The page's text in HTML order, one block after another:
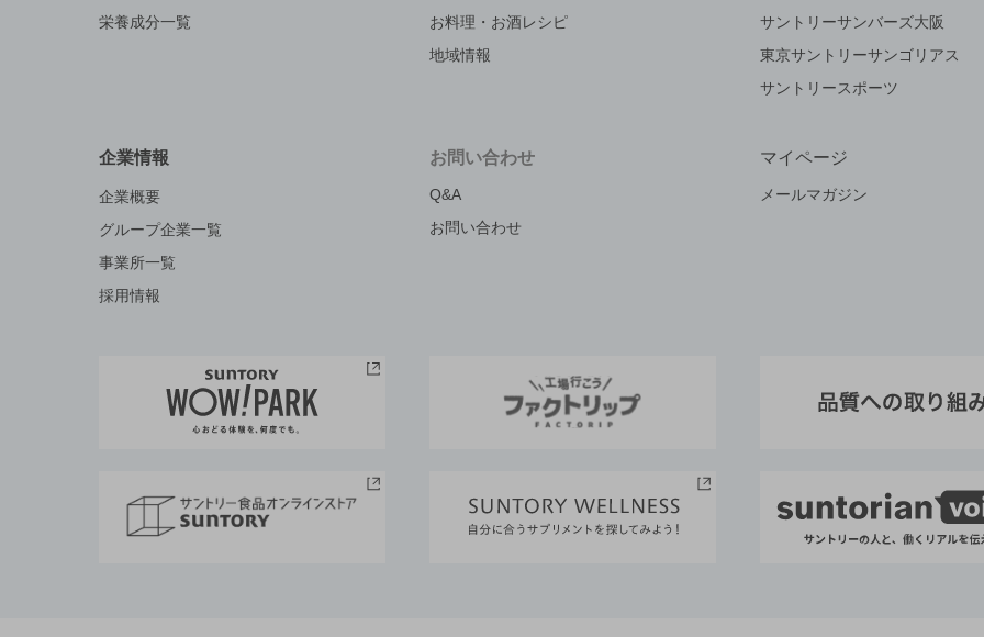
栄養成分一覧
お料理・お酒レシピ
地域情報
サントリーサンバーズ大阪
東京サントリーサンゴリアス
サントリースポーツ
企業情報
企業概要
グループ企業一覧
事業所一覧
採用情報
お問い合わせ
Q&A
お問い合わせ
マイページ
メールマガジン